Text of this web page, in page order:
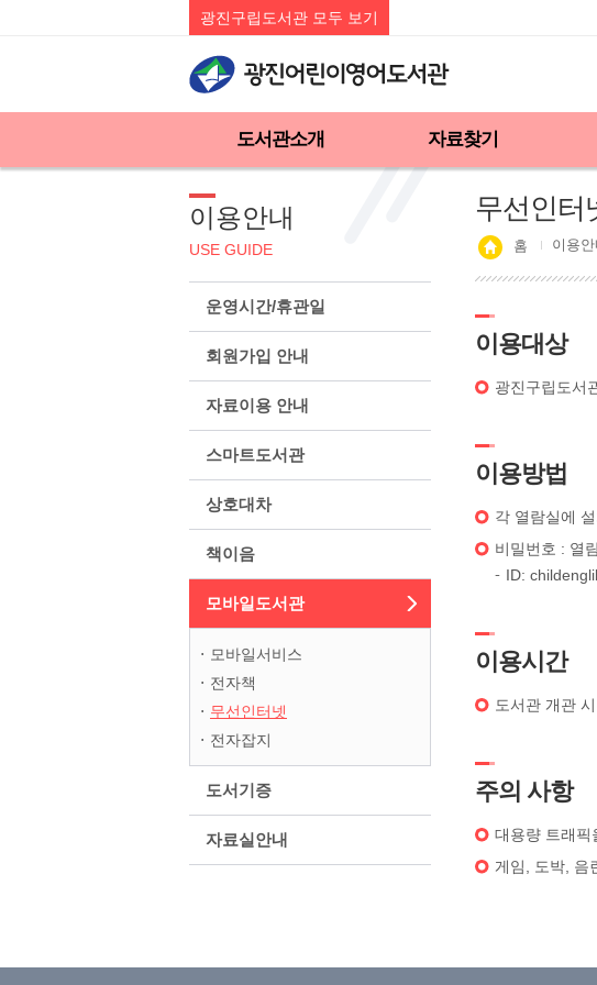
광진구립도서관 모두 보기
도서관소개 자료찾기
이용안내
USE GUIDE
운영시간/휴관일
회원가입 안내
자료이용 안내
스마트도서관
상호대차
책이음
모바일도서관
모바일서비스
전자책
무선인터넷
전자잡지
도서기증
자료실안내
무선인터
홈 이용
이용대상
광진구립도서
이용방법
각 열람실에
비밀번호 : 열
ID:
이용시간
도서관 개관
주의 사항
대용량 트래픽
게임, 도박, 음